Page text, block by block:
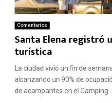
Comentarios
Santa Elena registró
turística
La ciudad vivió un fin de
alcanzando un 90% de
de acampantes en el Camping...